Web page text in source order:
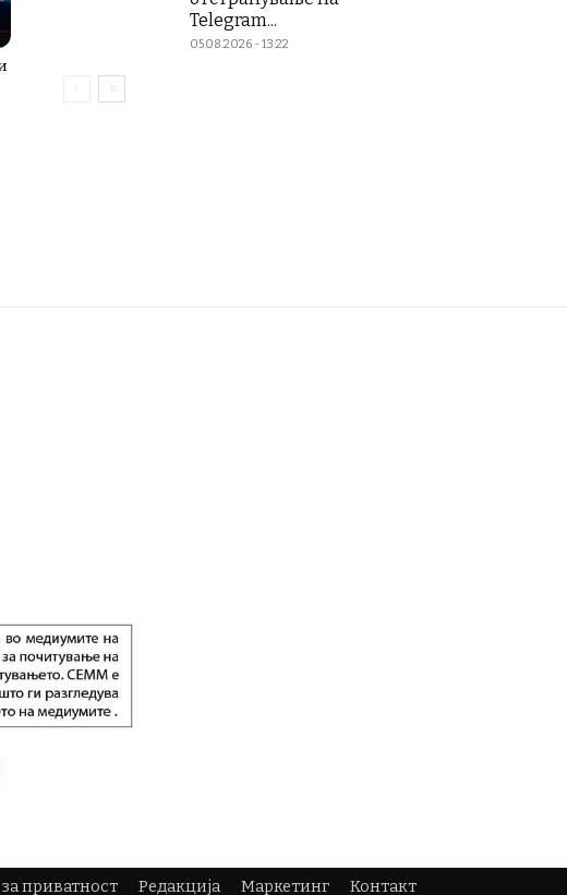
Telegram...
05.08.2026 - 13:22
приватност Редакција Маркетинг Контакт